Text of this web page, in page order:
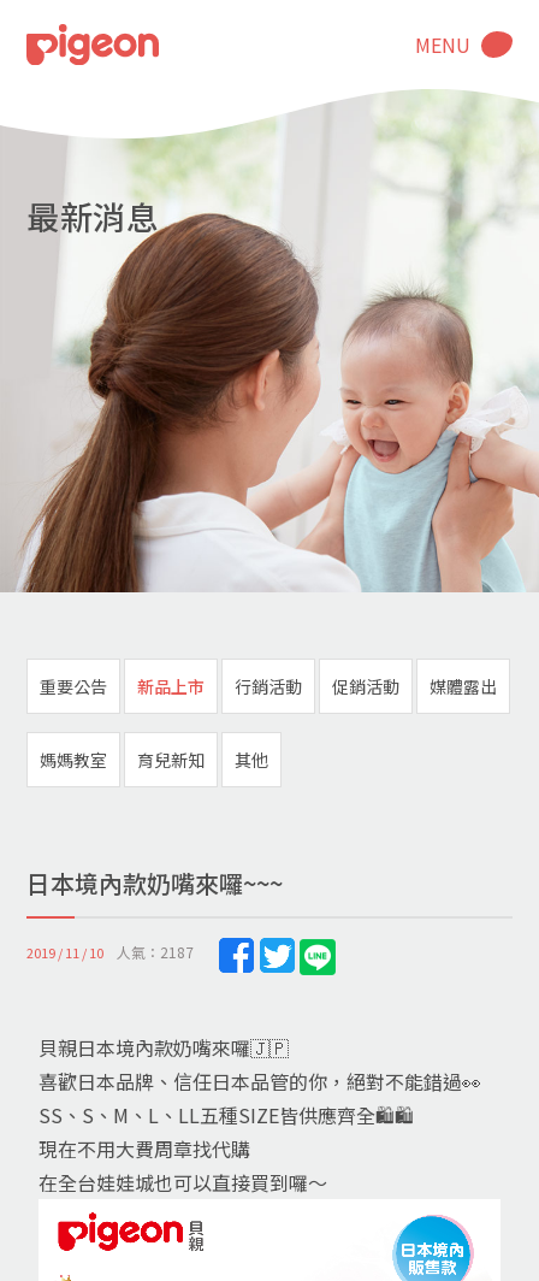
MENU
最新消息
重要公告 新品上市 行銷活動 促銷活動 媒體露出
媽媽教室 育兒新知 其他
日本境內款奶嘴來囉~~~
2019 / 11 / 10 人氣：2187
貝親日本境內款奶嘴來囉🇯🇵
喜歡日本品牌、信任日本品管的你，絕對不能錯過👀
SS、S、M、L、LL五種SIZE皆供應齊全🛍🛍
現在不用大費周章找代購
在全台娃娃城也可以直接買到囉～